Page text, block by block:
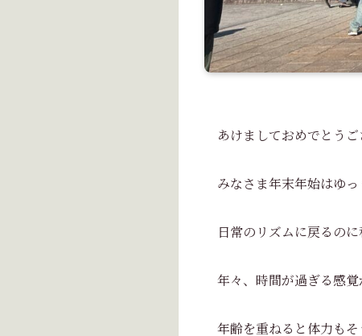
あけましておめでとう
みなさま年末年始はゆ
日常のリズムに戻るの
年々、時間が過ぎる感
年齢を重ねると体力も